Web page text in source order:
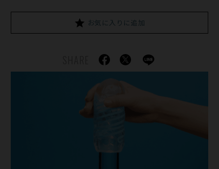
お気に入りに追加